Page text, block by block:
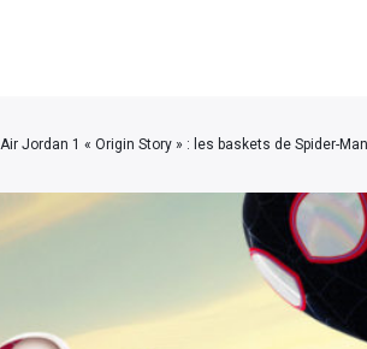
Air Jordan 1 « Origin Story » : les baskets de Spider-Man
Rechercher